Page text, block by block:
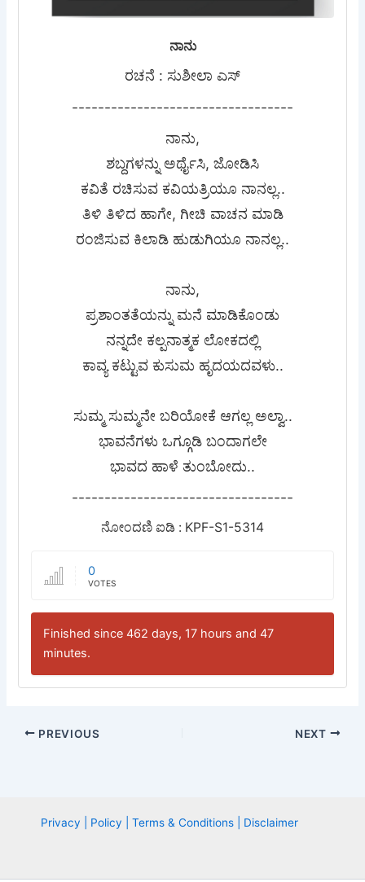
ನಾನು
ರಚನೆ : ಸುಶೀಲಾ ಎಸ್
----------------------------------
ನಾನು,
ಶಬ್ದಗಳನ್ನು ಅರ್ಥೈಸಿ, ಜೋಡಿಸಿ
ಕವಿತೆ ರಚಿಸುವ ಕವಿಯತ್ರಿಯೂ ನಾನಲ್ಲ..
ತಿಳಿ ತಿಳಿದ ಹಾಗೇ, ಗೀಚಿ ವಾಚನ ಮಾಡಿ
ರಂಜಿಸುವ ಕಿಲಾಡಿ ಹುಡುಗಿಯೂ ನಾನಲ್ಲ..
ನಾನು,
ಪ್ರಶಾಂತತೆಯನ್ನು ಮನೆ ಮಾಡಿಕೊಂಡು
ನನ್ನದೇ ಕಲ್ಪನಾತ್ಮಕ ಲೋಕದಲ್ಲಿ
ಕಾವ್ಯ ಕಟ್ಟುವ ಕುಸುಮ ಹೃದಯದವಳು..
ಸುಮ್ಮ ಸುಮ್ಮನೇ ಬರಿಯೋಕೆ ಆಗಲ್ಲ ಅಲ್ವಾ..
ಭಾವನೆಗಳು ಒಗ್ಗೂಡಿ ಬಂದಾಗಲೇ
ಭಾವದ ಹಾಳೆ ತುಂಬೋದು..
----------------------------------
ನೋಂದಣಿ ಐಡಿ : KPF-S1-5314
0
VOTES
Finished since 462 days, 17 hours and 47
minutes.
PREVIOUS NEXT
Privacy | Policy | Terms & Conditions | Disclaimer